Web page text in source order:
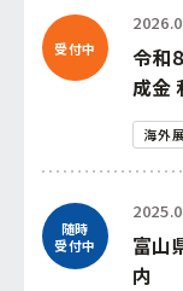
販路を拡
産学官で
海外展開
ものづくり研究
中小企業支援センタ
経営支援課
新事業・販路開
受付中
令和
成金
海外
随時
受付中
富山
内